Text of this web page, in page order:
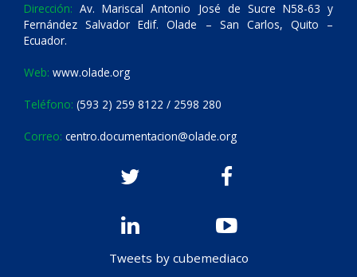
Dirección: Av. Mariscal Antonio José de Sucre N58-63 y
Fernández Salvador Edif. Olade – San Carlos, Quito –
Ecuador.
Web: www.olade.org
Teléfono: (593 2) 259 8122 / 2598 280
Correo: centro.documentacion@olade.org
Tweets by cubemediaco